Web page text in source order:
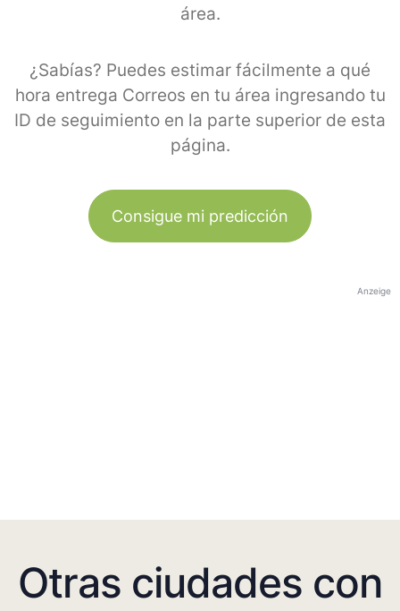
área.
¿Sabías? Puedes estimar fácilmente a qué
hora entrega Correos en tu área ingresando tu
ID de seguimiento en la parte superior de esta
página.
Consigue mi predicción
Anzeige
Otras ciudades con